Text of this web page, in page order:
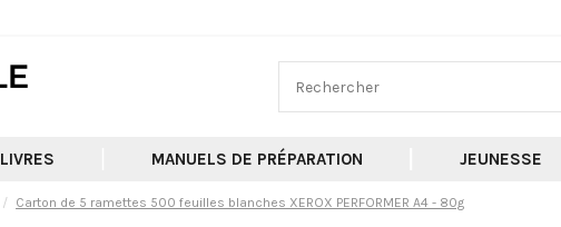
LIVRES MANUELS DE PRÉPARATION JEUNESSE
Carton de 5 ramettes 500 feuilles blanches XEROX PERFORMER A4 - 80g